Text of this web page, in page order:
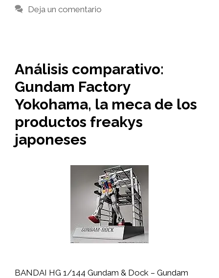
Deja un comentario
Análisis comparativo:
Gundam Factory
Yokohama, la meca de los
productos freakys
japoneses
BANDAI HG 1/144 Gundam & Dock – Gundam